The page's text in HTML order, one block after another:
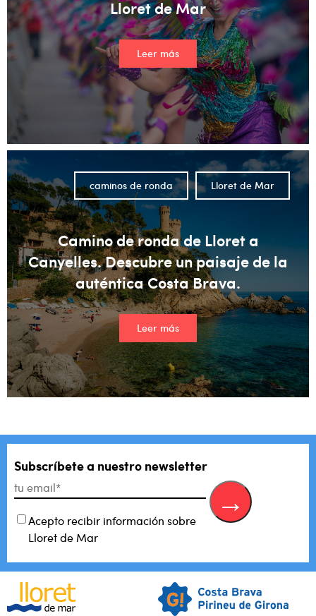
Lloret de Mar
Leer más
Camino de ronda de Lloret a
Canyelles. Descubre un paisaje de la
auténtica Costa Brava.
Leer más
Lloret de Mar
caminos de ronda
Subscríbete a nuestro newsletter
Acepto recibir información sobre
Lloret de Mar